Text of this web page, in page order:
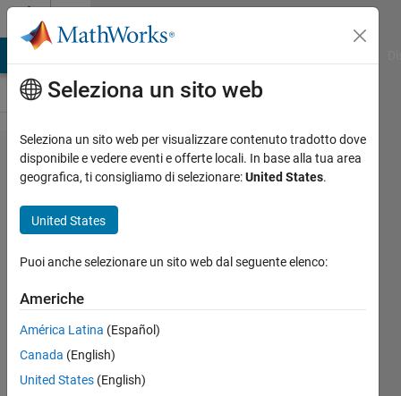
Vai al contenuto
Problem
2945.
Skip by
a
multiple
Juan
Moreta
240
solvers
Seleziona un sito web
Seleziona un sito web per visualizzare contenuto tradotto dove
disponibile e vedere eventi e offerte locali. In base alla tua area
geografica, ti consigliamo di selezionare:United States.
United States
Puoi anche selezionare un sito web dal seguente elenco:
Americhe
América Latina (Español)
Canada (English)
United States (English)